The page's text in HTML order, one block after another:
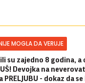
MOGLA DA VERUJE
su zajedno 8 godina, a
Devojka na
PRELJUBU - dokaz da